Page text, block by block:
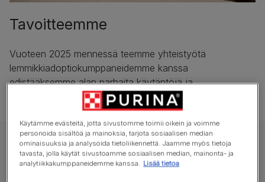
Tavoitteemme
Vuoteen 2025 mennessä teemme yhteistyötä
lemmikkiadoptiokumppaneidemme kanssa
edistääksemme alan parhaita käytäntöjä ja
parantaaksemme adoptiolukuja.
Käytämme evästeitä, jotta sivustomme toimii oikein ja voimme
personoida sisältöä ja mainoksia, tarjota sosiaalisen median
ominaisuuksia ja analysoida tietoliikennettä. Jaamme myös tietoja
tavasta, jolla käytät sivustoamme sosiaalisen median, mainonta- ja
analytiikkakumppaneidemme kanssa. Lisää tietoa